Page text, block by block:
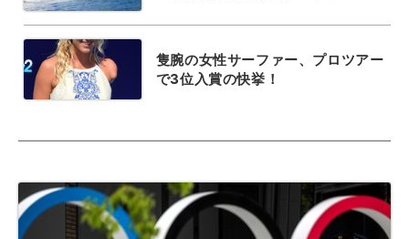
隻腕の女性サーファー、プロツアー
で3位入賞の快挙！